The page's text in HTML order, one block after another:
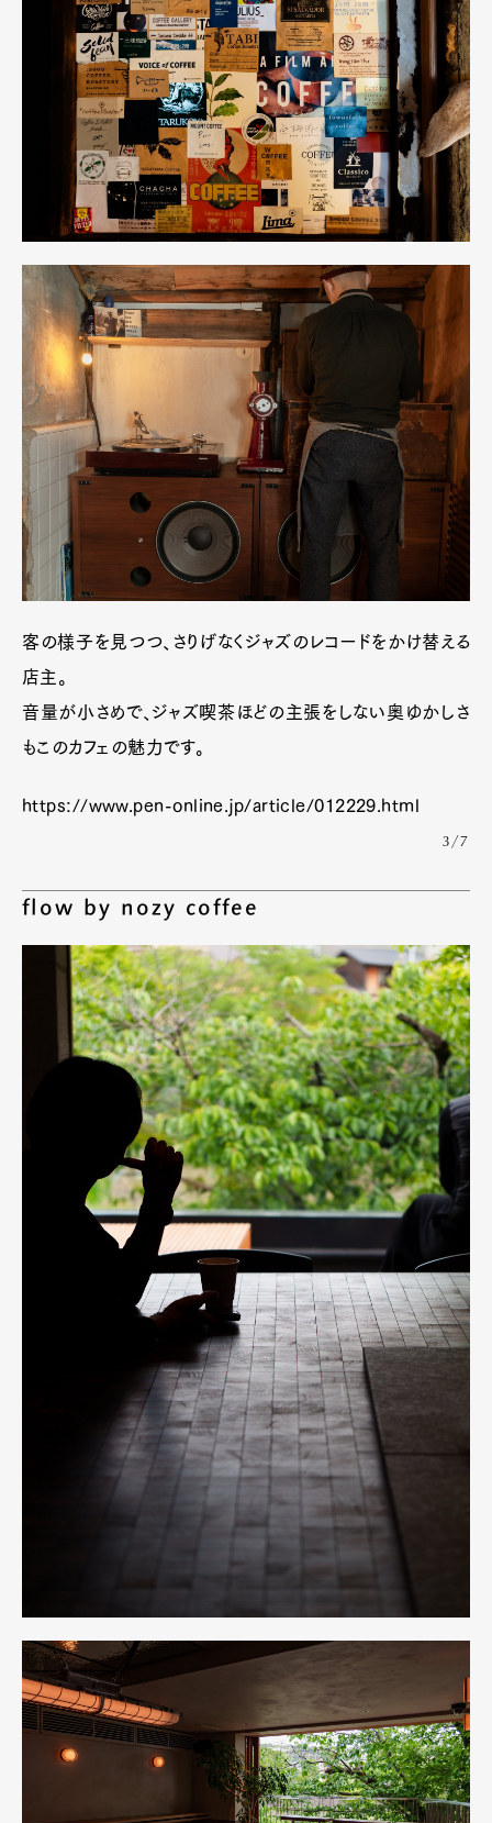
客の様子を見つつ、さりげなくジャズのレコードをかけ替える
店主。
音量が小さめで、ジャズ喫茶ほどの主張をしない奥ゆかしさ
もこのカフェの魅力です。
https://www.pen-online.jp/article/012229.html
3/7
flow by nozy coffee